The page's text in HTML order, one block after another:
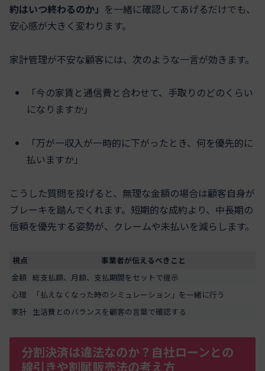
約はいつ終わるのか」 を一緒に確認してあげるだけでも、
安心感が大きく変わります。
家計管理が不安な顧客には、次のような一言が効きます。
「今の家賃と通信費と合わせて、手取りのどのくらい
になりますか」
「万が一収入が一時的に下がったとき、何を優先的に
払いますか」
こうした質問を投げると、無理な金額の場合は顧客自身が
ブレーキを踏んでくれます。短期的な成約より、中長期の
信頼を優先する姿勢が、クレームや未払いを減らします。
視点
事業者が伝えるべきこと
金額 総支払額、月額、支払期間をセットで提示
心理
「払えなくなった時のシミュレーション」を一緒に行う
家計 生活費とのバランスを顧客の言葉で確認する
分割決済は違法なのか？自社ローンとの
線引きや割賦販売法の考え方